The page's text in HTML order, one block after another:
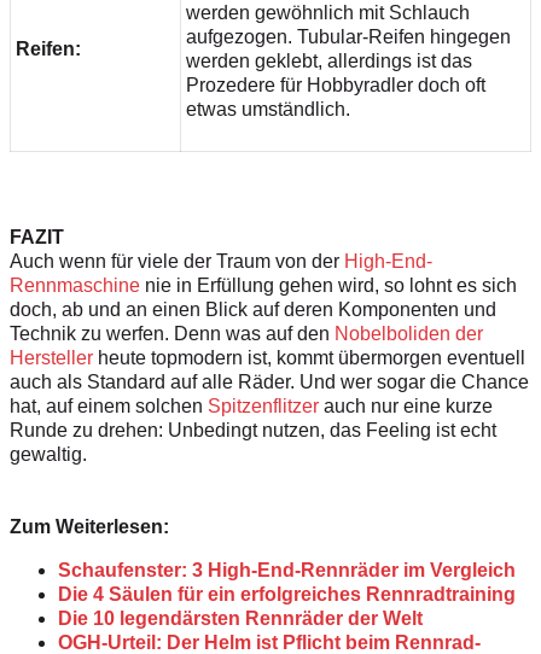
Reifen:
werden gewöhnlich mit Schlauch
aufgezogen. Tubular-Reifen hingegen
werden geklebt, allerdings ist das
Prozedere für Hobbyradler doch oft
etwas umständlich.
FAZIT
Auch wenn für viele der Traum von der High-End-
Rennmaschine nie in Erfüllung gehen wird, so lohnt es sich
doch, ab und an einen Blick auf deren Komponenten und
Technik zu werfen. Denn was auf den Nobelboliden der
Hersteller heute topmodern ist, kommt übermorgen eventuell
auch als Standard auf alle Räder. Und wer sogar die Chance
hat, auf einem solchen Spitzenflitzer auch nur eine kurze
Runde zu drehen: Unbedingt nutzen, das Feeling ist echt
gewaltig.
Zum Weiterlesen:
Schaufenster: 3 High-End-Rennräder im Vergleich
Die 4 Säulen für ein erfolgreiches Rennradtraining
Die 10 legendärsten Rennräder der Welt
OGH-Urteil: Der Helm ist Pflicht beim Rennrad-